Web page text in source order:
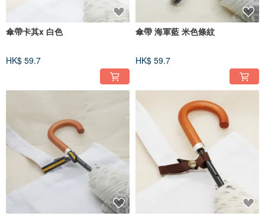
傘帶卡其x 白色
HK$ 59.7
傘帶 海軍藍 米色條紋
HK$ 59.7